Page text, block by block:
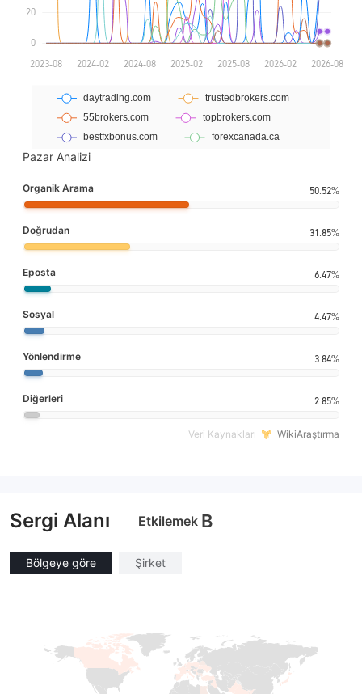
Pazar Analizi
Organik Arama 50.52%
Doğrudan 31.85%
Eposta 6.47%
Sosyal 4.47%
Yönlendirme 3.84%
Diğerleri 2.85%
Veri Kaynakları WikiAraştırma
Sergi Alanı Etkilemek B
Bölgeye göre Şirket